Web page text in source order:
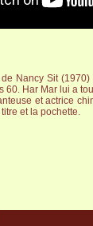
Nancy Sit
60. Har Mar lui a